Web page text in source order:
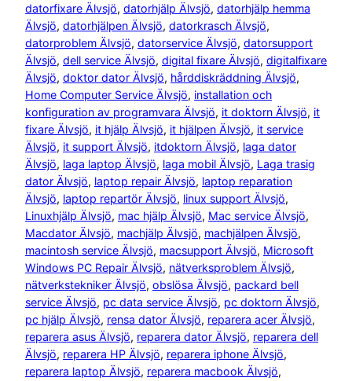
datorfixare Älvsjö, datorhjälp Älvsjö, datorhjälp hemma
Älvsjö, datorhjälpen Älvsjö, datorkrasch Älvsjö
datorproblem Älvsjö, datorservice Älvsjö, datorsupport
Älvsjö, dell service Älvsjö, digital fixare Älvsjö, digitalfixare
Älvsjö, doktor dator Älvsjö, hårddiskräddning Älvsjö
Home Computer Service Älvsjö, installation och
konfiguration av programvara Älvsjö, it doktorn Älvsjö, it
fixare Älvsjö, it hjälp Älvsjö, it hjälpen Älvsjö, it service
Älvsjö, it support Älvsjö, itdoktorn Älvsjö, laga dator
Älvsjö, laga laptop Älvsjö, laga mobil Älvsjö, Laga trasig
dator Älvsjö, laptop repair Älvsjö, laptop reparation
Älvsjö, laptop repartör Älvsjö, linux support Älvsjö
Linuxhjälp Älvsjö, mac hjälp Älvsjö, Mac service Älvsjö
Macdator Älvsjö, machjälp Älvsjö, machjälpen Älvsjö
macintosh service Älvsjö, macsupport Älvsjö, Microsoft
Windows PC Repair Älvsjö, nätverksproblem Älvsjö
nätverkstekniker Älvsjö, obslösa Älvsjö, packard bell
service Älvsjö, pc data service Älvsjö, pc doktorn Älvsjö
pc hjälp Älvsjö, rensa dator Älvsjö, reparera acer Älvsjö
reparera asus Älvsjö, reparera dator Älvsjö, reparera dell
Älvsjö, reparera HP Älvsjö, reparera iphone Älvsjö
reparera laptop Älvsjö, reparera macbook Älvsjö